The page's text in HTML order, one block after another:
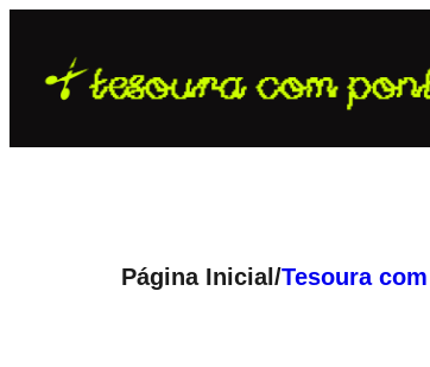
para
Página Inicial/Tesoura